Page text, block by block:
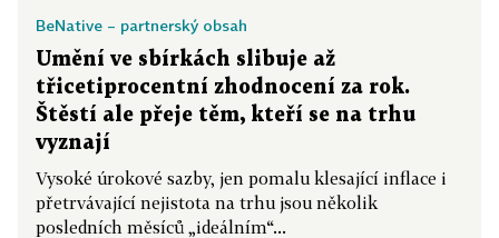
BeNative – partnerský obsah
Umění ve sbírkách slibuje až
třicetiprocentní zhodnocení za rok.
Štěstí ale přeje těm, kteří se na trhu
vyznají
Vysoké úrokové sazby, jen pomalu klesající inflace i
přetrvávající nejistota na trhu jsou několik
posledních měsíců „ideálním“...